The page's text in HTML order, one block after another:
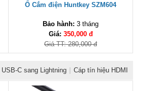
Ổ Cắm điện Huntkey SZM604
Bảo hành: 3 tháng
Giá: 350,000 đ
Giá TT: 280,000 đ
USB-C sang Lightning | Cáp tín hiệu HDMI